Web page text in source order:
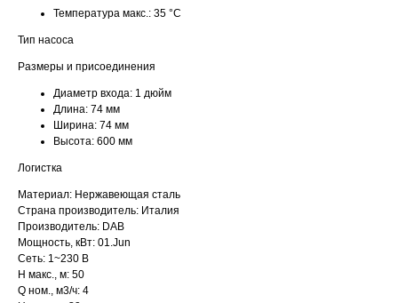
Температура макс.: 35 °С
Тип насоса
Размеры и присоединения
Диаметр входа: 1 дюйм
Длина: 74 мм
Ширина: 74 мм
Высота: 600 мм
Логистка
Материал: Нержавеющая сталь
Страна производитель: Италия
Производитель: DAB
Мощность, кВт: 01.Jun
Сеть: 1~230 В
H макс., м: 50
Q ном., м3/ч: 4